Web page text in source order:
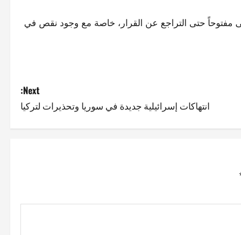
مفتوحاً حتى التراجع عن القرار، خاصة مع وجود نقص في
Next:
انتهاكات إسرائيلية جديدة في سوريا وتحذيرات لتركيا